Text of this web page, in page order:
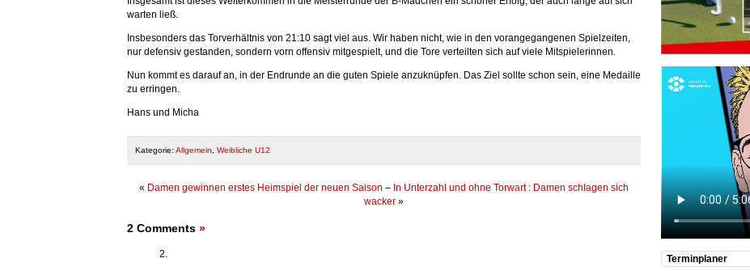
Terminplaner
warten ließ.
Insbesonders das Torverhältnis von 21:10 sagt viel aus. Wir haben nicht, wie in den vorangegangenen Spielzeiten,
nur defensiv gestanden, sondern vorn offensiv mitgespielt, und die Tore verteilten sich auf viele Mitspielerinnen.
Nun kommt es darauf an, in der Endrunde an die guten Spiele anzuknüpfen. Das Ziel sollte schon sein, eine Medaille
zu erringen.
Hans und Micha
Kategorie: Allgemein Weibliche U12
« Damen gewinnen erstes Heimspiel der neuen Saison – In Unterzahl und ohne Torwart : Damen schlagen sich
wacker »
2 Comments »
2.